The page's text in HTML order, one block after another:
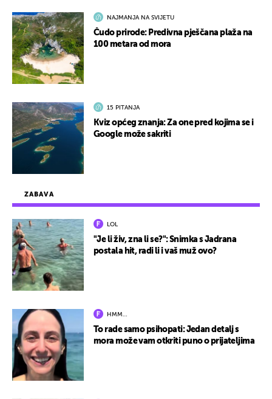
ZABAVA
LOL
"Je li živ, zna li se?": Snimka s Jadrana
postala hit, radi li i vaš muž ovo?
HMM…
To rade samo psihopati: Jedan detalj s
mora može vam otkriti puno o prijateljima
NAJMANJA NA SVIJETU
Čudo prirode: Predivna pješčana plaža na
100 metara od mora
15 PITANJA
Kviz općeg znanja: Za one pred kojima se i
Google može sakriti